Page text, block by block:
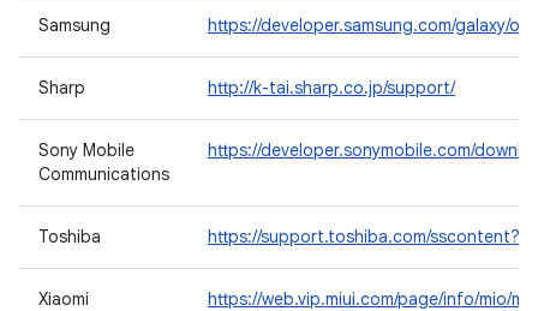
Samsung https://developer.samsung.com/galaxy/
Sharp http://k-tai.sharp.co.jp/support/
Sony Mobile
Communications
https://developer.sonymobile.com/
Toshiba https://support.toshiba.com/
Xiaomi
https://web.vip.miui.com/page/info/mio/